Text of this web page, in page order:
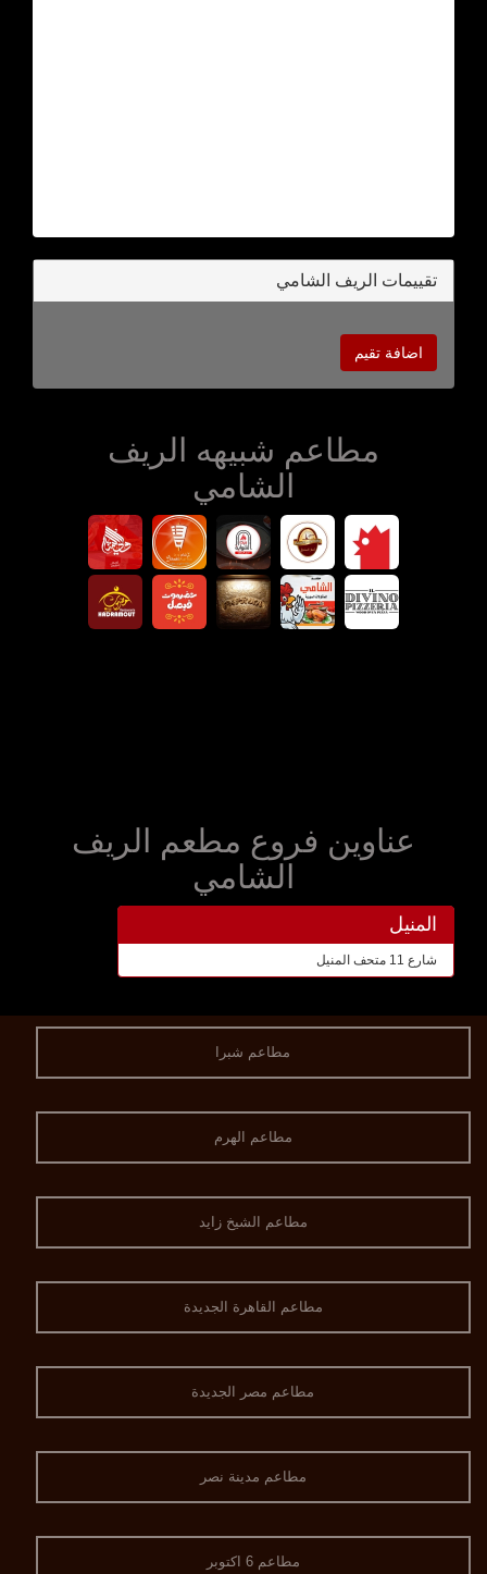
تقييمات الريف الشامي
اضافة تقيم
مطاعم شبيهه الريف
الشامي
عناوين فروع مطعم الريف
الشامي
المنيل
شارع 11 متحف المنيل
مطاعم شبرا
مطاعم الهرم
مطاعم الشيخ زايد
مطاعم القاهرة الجديدة
مطاعم مصر الجديدة
مطاعم مدينة نصر
مطاعم 6 اكتوبر